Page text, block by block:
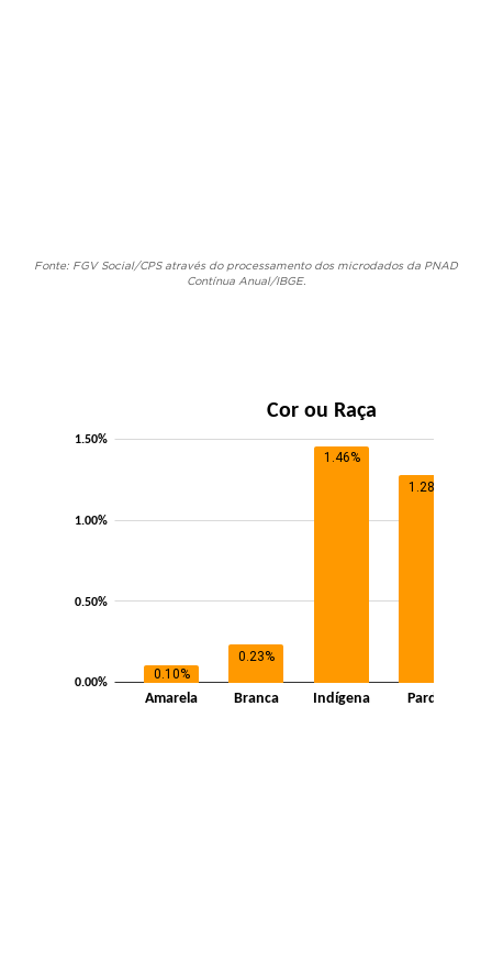
Fonte: FGV Social/CPS através do processamento dos microdados da PNAD
Contínua Anual/IBGE.